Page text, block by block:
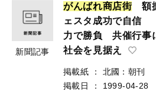
新聞記事
がんばれ商店街額
ェスタ成功で自信
力で勝負 共催行事
社会を見据え
掲載紙 ：
北國：朝刊
掲載日
：
1999-04-28